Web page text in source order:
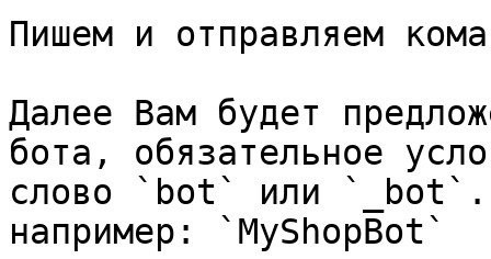
Пишем и отправляем
Далее Вам будет
бота, обязательное
слово `bot` или `_bot`.
например: `MyShopBot`